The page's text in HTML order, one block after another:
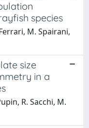
species
M. Spairani,
size
in a
R. Sacchi, M.